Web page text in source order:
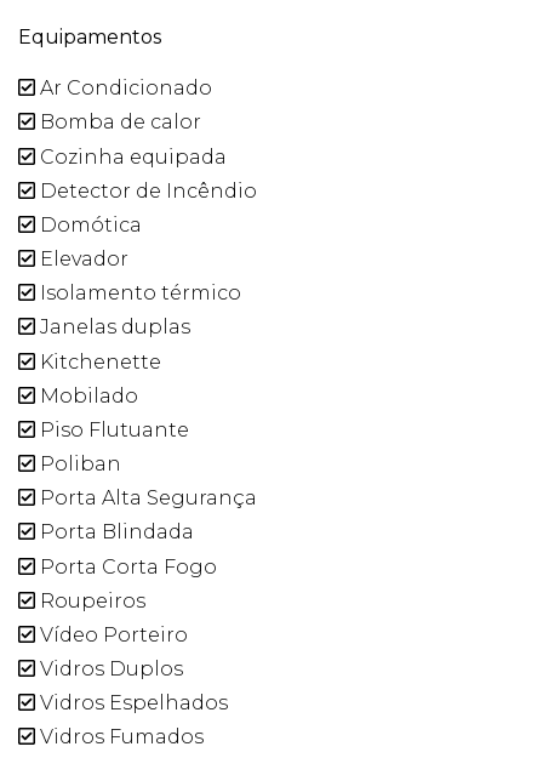
Equipamentos
Ar Condicionado
Bomba de calor
Cozinha equipada
Detector de Incêndio
Domótica
Elevador
Isolamento térmico
Janelas duplas
Kitchenette
Mobilado
Piso Flutuante
Poliban
Porta Alta Segurança
Porta Blindada
Porta Corta Fogo
Roupeiros
Vídeo Porteiro
Vidros Duplos
Vidros Espelhados
Vidros Fumados